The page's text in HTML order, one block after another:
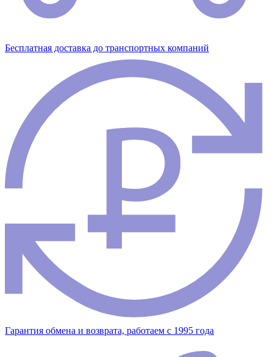
Бесплатная доставка до транспортных компаний
Гарантия обмена и возврата, работаем с 1995 года